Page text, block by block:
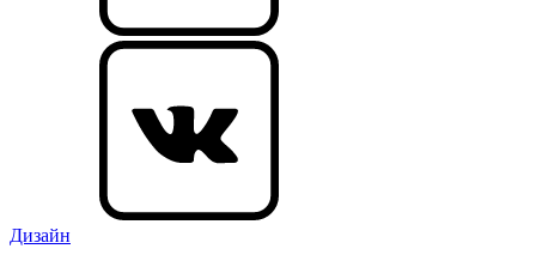
Дизайн